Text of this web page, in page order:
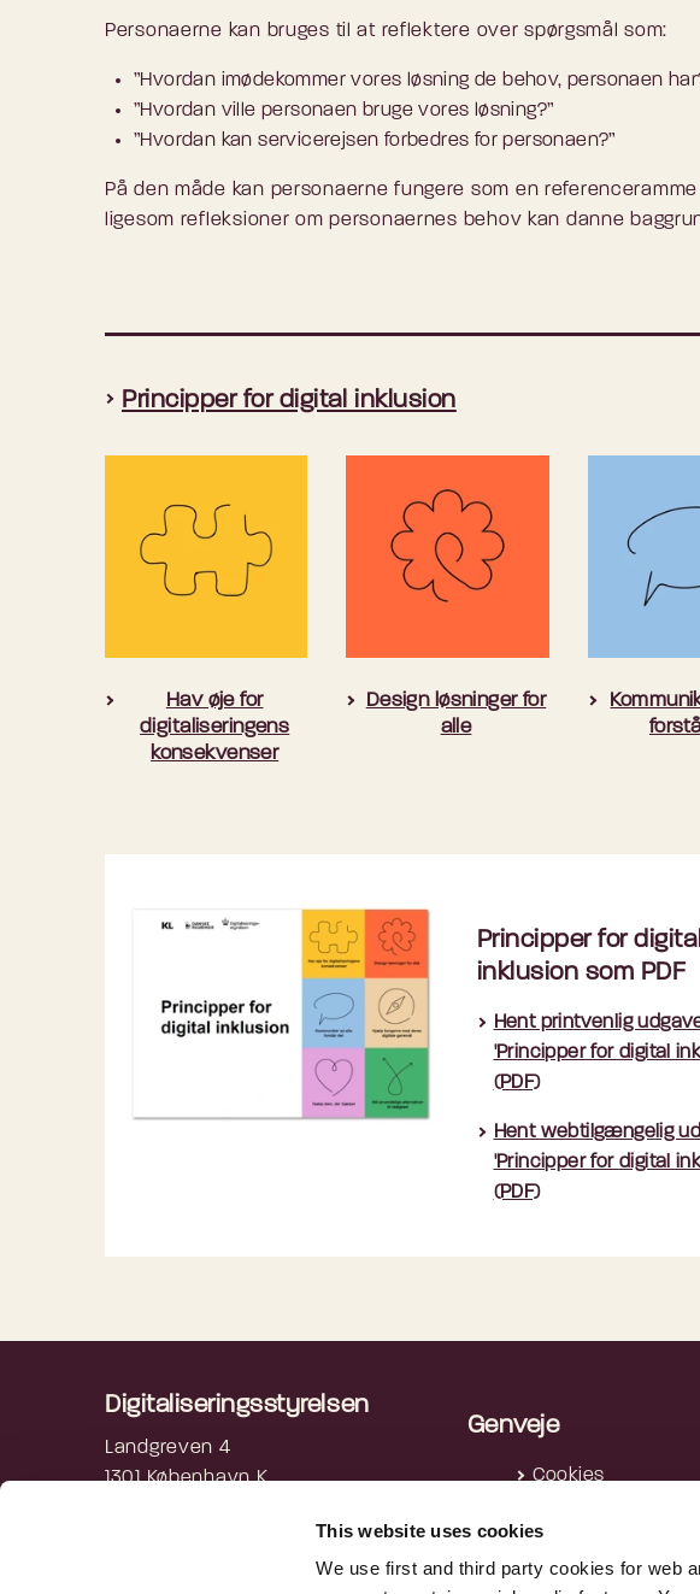
This website uses cookies
We use first and third party cookies for web
Personaerne kan bruges til at reflektere over spørgsmål som:
”Hvordan imødekommer vores løsning de behov, personaen
”Hvordan ville personaen bruge vores løsning?”
”Hvordan kan servicerejsen forbedres for personaen?”
På den måde kan personaerne fungere som en
ligesom refleksioner om personaernes behov kan danne
Principper for digital inklusion
Hav øje for
digitaliseringens
konsekvenser
Design løsninger for
alle
Principper for digital
inklusion som PDF
Hent printvenlig
'Principper for digital
(PDF)
Hent webtilgængelig
'Principper for digital
(PDF)
Digitaliseringsstyrelsen
Landgreven 4
1301 København K
Genveje
Cookies